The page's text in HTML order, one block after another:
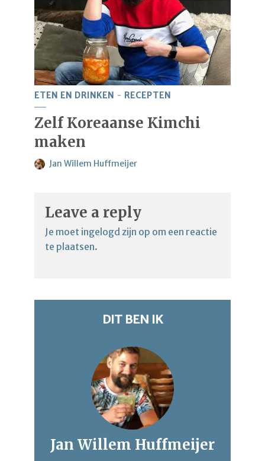
ETEN EN DRINKEN RECEPTEN
Zelf Koreaanse Kimchi
maken
Jan Willem Huffmeijer
Leave a reply
Je moet ingelogd zijn op om een reactie
te plaatsen.
DIT BEN IK
Jan Willem Huffmeijer